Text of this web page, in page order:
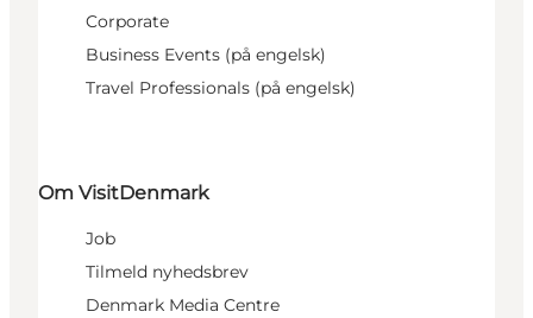
Corporate
Business Events (på engelsk)
Travel Professionals (på engelsk)
Om VisitDenmark
Job
Tilmeld nyhedsbrev
Denmark Media Centre